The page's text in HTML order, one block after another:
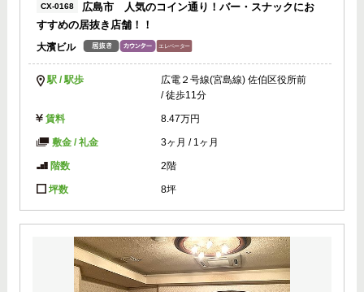
CX-0168
広島市 人気のコイン通り！バー・スナックにお
すすめの居抜き店舗！！
大濱ビル
駅 / 駅歩
広電２号線(宮島線) 佐伯区役所前
/ 徒歩11分
賃料 8.47万円
敷金 / 礼金 3ヶ月 / 1ヶ月
階数 2階
坪数 8坪